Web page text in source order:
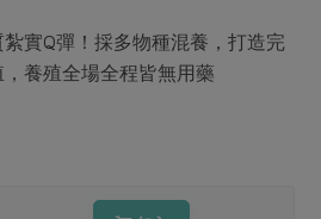
織品
實Q彈！採多物種混養，打造完
養殖全場全程皆無用藥